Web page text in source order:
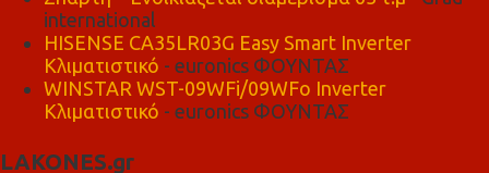
international
HISENSE CA35LR03G Easy Smart Inverter
Κλιματιστικό - euronics ΦΟΥΝΤΑΣ
WINSTAR WST-09WFi/09WFo Inverter
Κλιματιστικό - euronics ΦΟΥΝΤΑΣ
LAKONES.gr